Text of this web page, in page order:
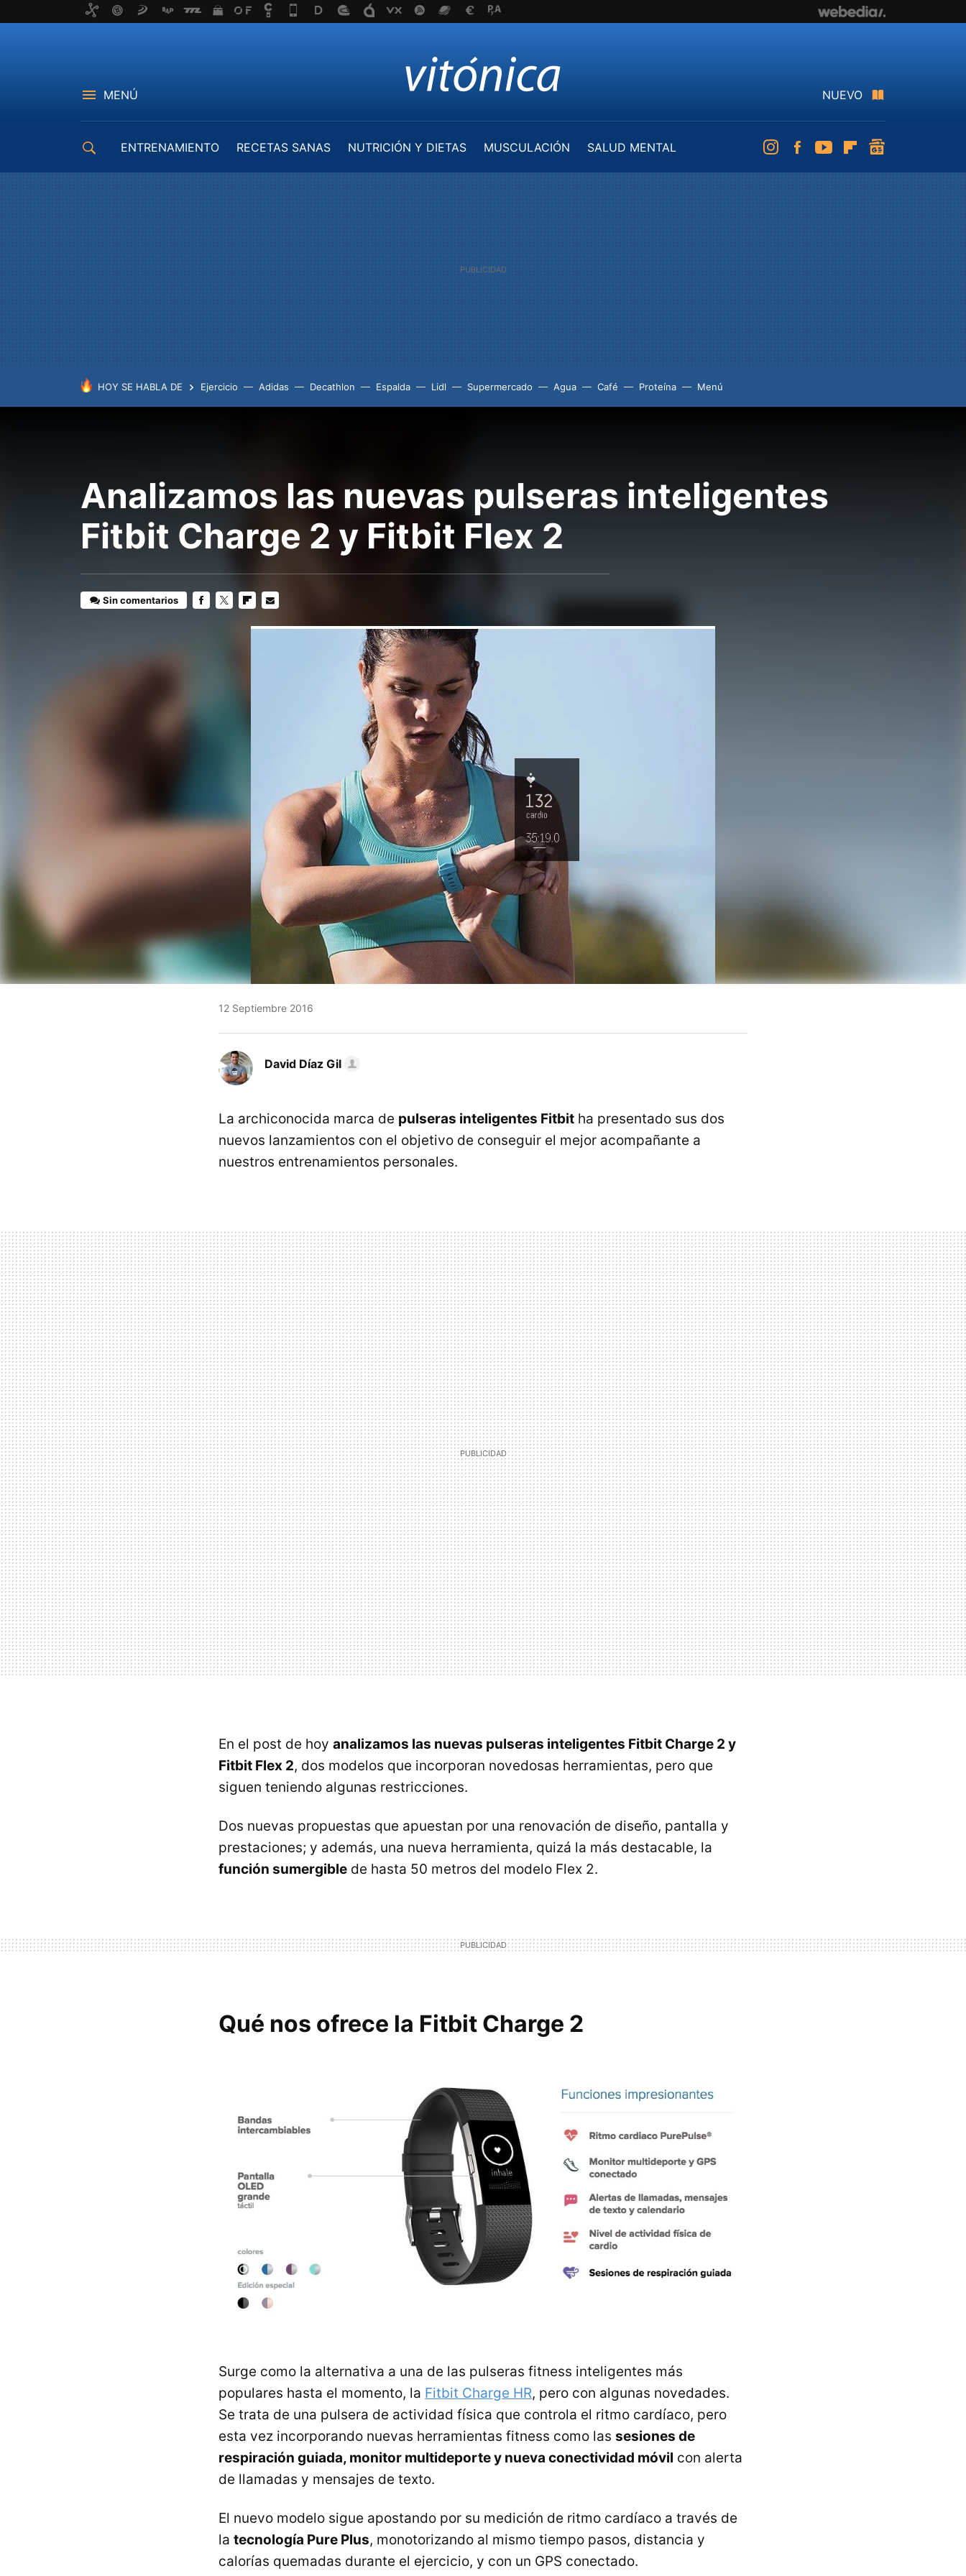
MENÚ NUEVO
ENTRENAMIENTO RECETAS SANAS NUTRICIÓN Y DIETAS MUSCULACIÓN
SALUD MENTAL
InstagramFacebookYoutubeFlipboard
HOY SE HABLA DE Ejercicio Adidas Decathlon Espalda Lidl Supermercado Agua Café Proteína Menú
Analizamos las nuevas pulseras inteligentes
Fitbit Charge 2 y Fitbit Flex 2
Sin comentarios
12 Septiembre 2016
David Díaz Gil
La archiconocida marca de pulseras inteligentes Fitbit ha presentado sus dos
nuevos lanzamientos con el objetivo de conseguir el mejor acompañante a
nuestros entrenamientos personales.
En el post de hoy analizamos las nuevas pulseras inteligentes Fitbit Charge 2 y
Fitbit Flex 2, dos modelos que incorporan novedosas herramientas, pero que
siguen teniendo algunas restricciones.
Dos nuevas propuestas que apuestan por una renovación de diseño, pantalla y
prestaciones; y además, una nueva herramienta, quizá la más destacable, la
función sumergible de hasta 50 metros del modelo Flex 2.
Qué nos ofrece la Fitbit Charge 2
Surge como la alternativa a una de las pulseras fitness inteligentes más
populares hasta el momento, la Fitbit Charge HR, pero con algunas novedades.
Se trata de una pulsera de actividad física que controla el ritmo cardíaco, pero
esta vez incorporando nuevas herramientas fitness como las sesiones de
respiración guiada, monitor multideporte y nueva conectividad móvil con alerta
de llamadas y mensajes de texto.
El nuevo modelo sigue apostando por su medición de ritmo cardíaco a través de
la tecnología Pure Plus, monotorizando al mismo tiempo pasos, distancia y
calorías quemadas durante el ejercicio, y con un GPS conectado.